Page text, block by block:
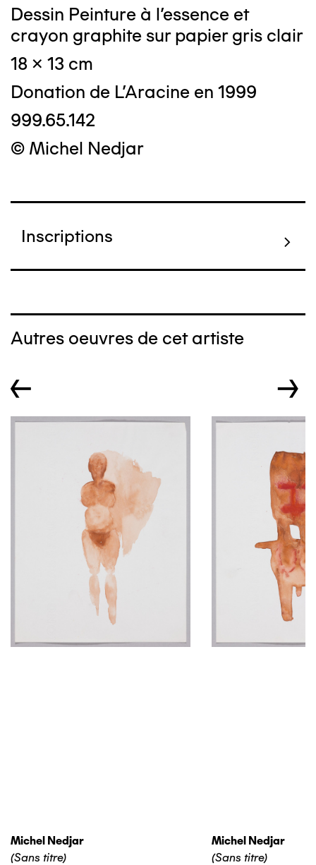
Dessin Peinture à l'essence et
crayon graphite sur papier gris clair
18 x 13 cm
Donation de L'Aracine en 1999
999.65.142
© Michel Nedjar
Inscriptions
Autres oeuvres de cet artiste
← →
Michel Nedjar
(Sans titre)
Michel Nedjar
(Sans titre)